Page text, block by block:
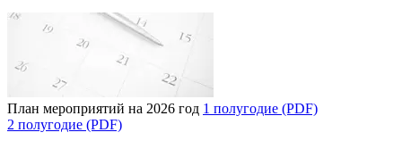
План мероприятий на 2026 год 1 полугодие (PDF)
2 полугодие (PDF)